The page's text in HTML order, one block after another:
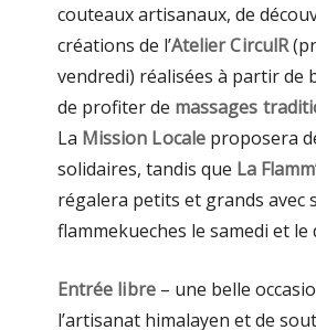
couteaux artisanaux, de
créations de l’Atelier CirculR
vendredi) réalisées à partir de
de profiter de massages
La Mission Locale proposera
solidaires, tandis que La
régalera petits et grands avec
flammekueches le samedi et le
Entrée libre– une belle
l’artisanat himalayen et de